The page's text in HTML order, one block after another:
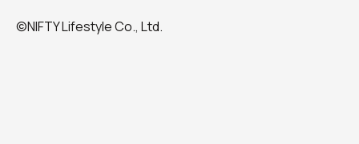
©NIFTY Lifestyle Co., Ltd.